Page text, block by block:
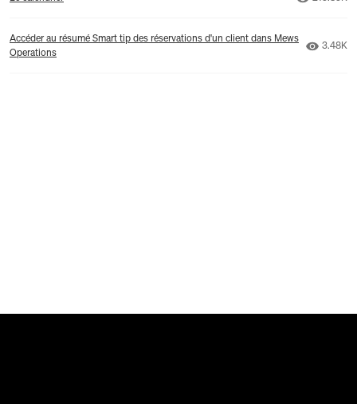
Accéder au résumé Smart tip des réservations d'un client dans Mews
Operations
3.48K